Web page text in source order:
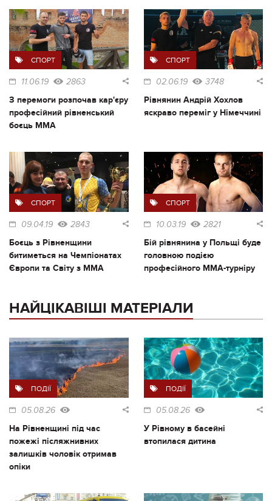
СПОРТ
11.06.19 2863
З перемоги розпочав кар'єру
професійний рівненський
боєць ММА
СПОРТ
02.06.19 3748
Рівнянин Андрій Хохлов
яскраво переміг у Німеччині
СПОРТ
09.04.19 2843
Боєць з Рівненщини
битиметься на Чемпіонатах
Європи та Світу з ММА
СПОРТ
10.03.19 2821
Бій рівнянина у Польщі буде
головною подією
професійного ММА-турніру
НАЙЦІКАВІШІ МАТЕРІАЛИ
ПОДІЇ
05.08.26
На Рівненщині під час
пожежі післяжнивних
залишків чоловік отримав
опіки
ПОДІЇ
05.08.26
У Рівному в басейні
втопилася дитина